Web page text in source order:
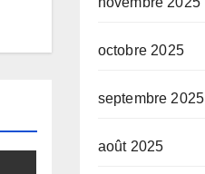
octobre 2025
septembre 2025
août 2025